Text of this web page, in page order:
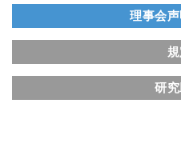
理事会
研